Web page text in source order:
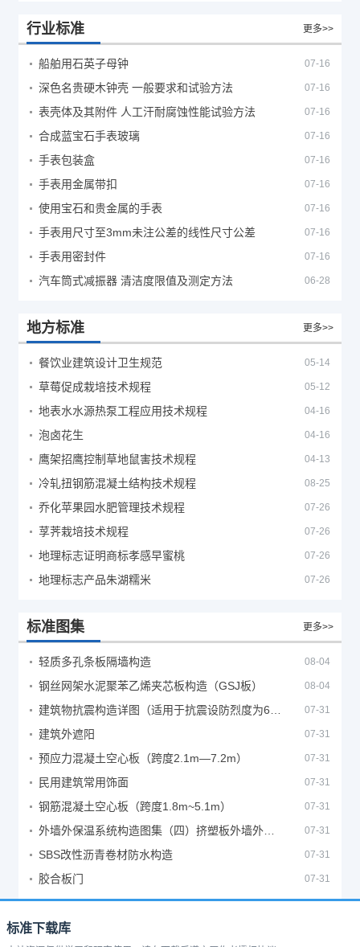
行业标准 更多>>
船舶用石英子母钟 07-16
深色名贵硬木钟壳 一般要求和试验方法 07-16
表壳体及其附件 人工汗耐腐蚀性能试验方法 07-16
合成蓝宝石手表玻璃 07-16
手表包装盒 07-16
手表用金属带扣 07-16
使用宝石和贵金属的手表 07-16
手表用尺寸至3mm未注公差的线性尺寸公差 07-16
手表用密封件 07-16
汽车筒式减振器 清洁度限值及测定方法 06-28
地方标准 更多>>
餐饮业建筑设计卫生规范 05-14
草莓促成栽培技术规程 05-12
地表水水源热泵工程应用技术规程 04-16
泡卤花生 04-16
鹰架招鹰控制草地鼠害技术规程 04-13
冷轧扭钢筋混凝土结构技术规程 08-25
乔化苹果园水肥管理技术规程 07-26
莩荠栽培技术规程 07-26
地理标志证明商标孝感早蜜桃 07-26
地理标志产品朱湖糯米 07-26
标准图集 更多>>
轻质多孔条板隔墙构造 08-04
钢丝网架水泥聚苯乙烯夹芯板构造（GSJ板） 08-04
07-31
建筑外遮阳 07-31
预应力混凝土空心板（跨度2.1m—7.2m） 07-31
民用建筑常用饰面 07-31
钢筋混凝土空心板（跨度1.8m~5.1m） 07-31
07-31
SBS改性沥青卷材防水构造 07-31
胶合板门 07-31
标准下载库